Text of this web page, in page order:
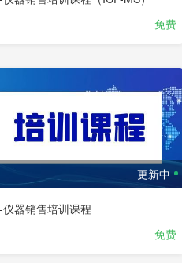
免费
更新中
仪器销售培训课程
免费